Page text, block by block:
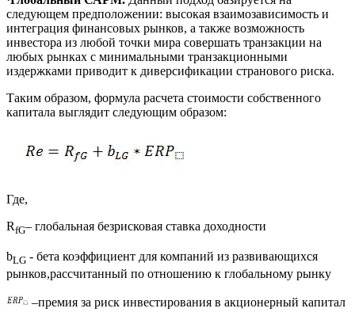
следующем предположении: высокая взаимозависимость и
интеграция финансовых рынков, а также возможность
инвестора из любой точки мира совершать транзакции на
любых рынках с минимальными транзакционными
издержками приводит к диверсификации странового риска.
Таким образом, формула расчета стоимости собственного
капитала выглядит следующим образом:
Где,
RfG– глобальная безрисковая ставка доходности
bLG - бета коэффициент для компаний из развивающихся
рынков,рассчитанный по отношению к глобальному рынку
–премия за риск инвестирования в акционерный капитал